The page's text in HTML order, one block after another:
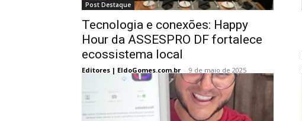
Post Destaque
Tecnologia e conexões: Happy
Hour da ASSESPRO DF fortalece
ecossistema local
Editores | EldoGomes.com.br - 9 de maio de 2025